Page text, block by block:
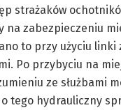
strażaków
na zabezpieczeniu
to przy użyciu linki
Po przybyciu na
ze służbami
tego hydrauliczny